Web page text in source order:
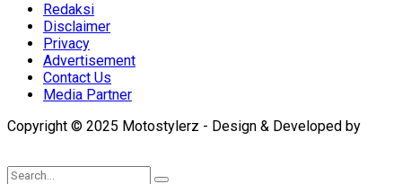
Redaksi
Disclaimer
Privacy
Advertisement
Contact Us
Media Partner
Copyright © 2025 Motostylerz - Design & Developed by